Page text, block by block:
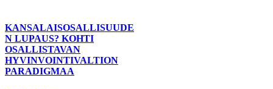
KANSALAISOSALLISUUDE
N LUPAUS? KOHTI
OSALLISTAVAN
HYVINVOINTIVALTION
PARADIGMAA